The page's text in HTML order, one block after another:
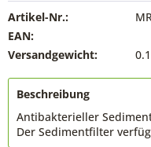
Artikel-Nr.:
EAN:
Versandgewicht:
Beschreibung
Antibakterieller
Der Sedimentfilter